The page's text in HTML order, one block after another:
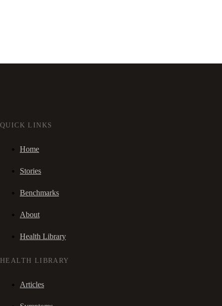
QUICK LINKS
Home
Stories
Benchmarks
About
Health Library
HEALTH LIBRARY
Articles